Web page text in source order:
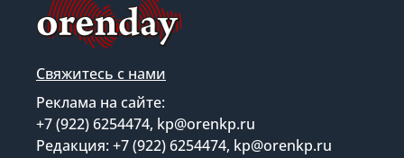
Свяжитесь с нами
Реклама на сайте:
+7 (922) 6254474, kp@orenkp.ru
Редакция: +7 (922) 6254474, kp@orenkp.ru